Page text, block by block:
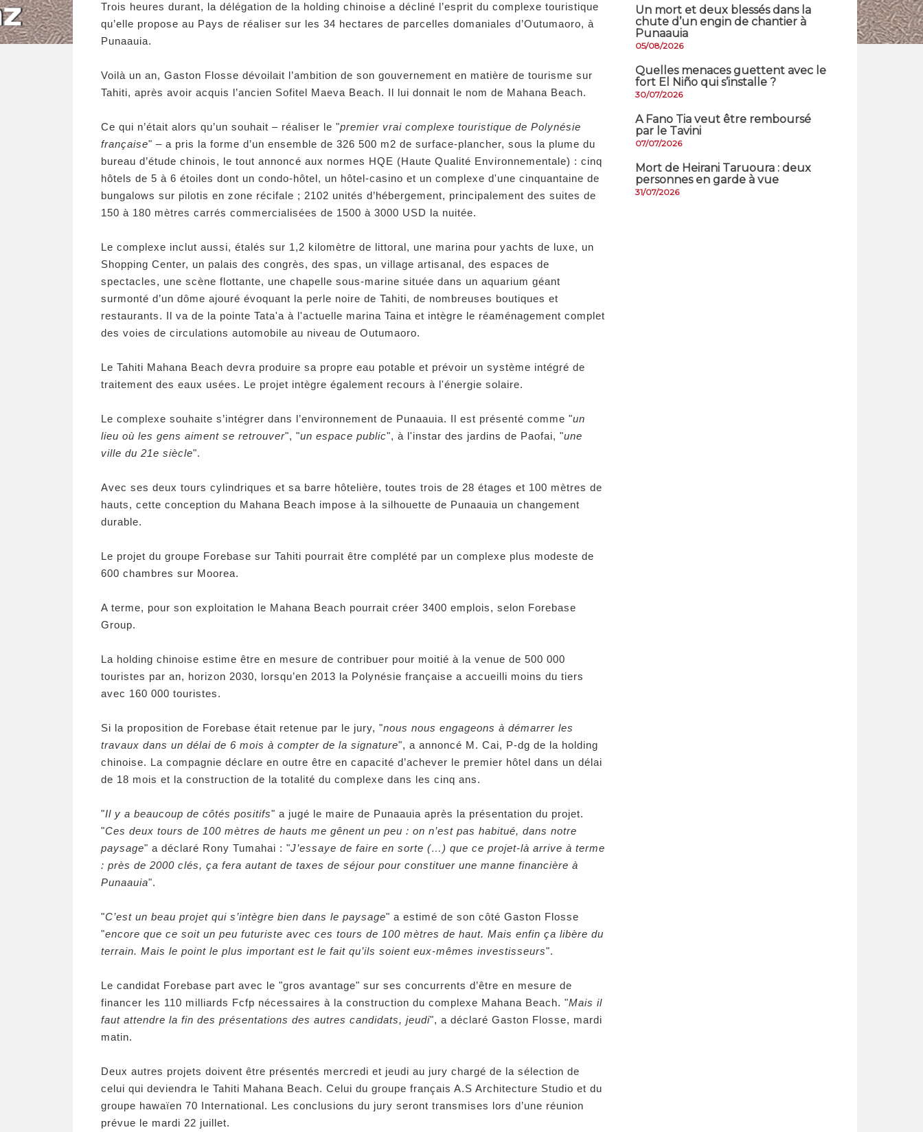
Trois heures durant, la délégation de la holding chinoise a décliné l’esprit du complexe touristique
qu’elle propose au Pays de réaliser sur les 34 hectares de parcelles domaniales d’Outumaoro, à
Punaauia.
Voilà un an, Gaston Flosse dévoilait l’ambition de son gouvernement en matière de tourisme sur
Tahiti, après avoir acquis l’ancien Sofitel Maeva Beach. Il lui donnait le nom de Mahana Beach.
Ce qui n’était alors qu’un souhait – réaliser le "premier vrai complexe touristique de Polynésie
française" – a pris la forme d’un ensemble de 326 500 m2 de surface-plancher, sous la plume du
bureau d’étude chinois, le tout annoncé aux normes HQE (Haute Qualité Environnementale) : cinq
hôtels de 5 à 6 étoiles dont un condo-hôtel, un hôtel-casino et un complexe d'une cinquantaine de
bungalows sur pilotis en zone récifale ; 2102 unités d’hébergement, principalement des suites de
150 à 180 mètres carrés commercialisées de 1500 à 3000 USD la nuitée.
Le complexe inclut aussi, étalés sur 1,2 kilomètre de littoral, une marina pour yachts de luxe, un
Shopping Center, un palais des congrès, des spas, un village artisanal, des espaces de
spectacles, une scène flottante, une chapelle sous-marine située dans un aquarium géant
surmonté d’un dôme ajouré évoquant la perle noire de Tahiti, de nombreuses boutiques et
restaurants. Il va de la pointe Tata'a à l'actuelle marina Taina et intègre le réaménagement complet
des voies de circulations automobile au niveau de Outumaoro.
Le Tahiti Mahana Beach devra produire sa propre eau potable et prévoir un système intégré de
traitement des eaux usées. Le projet intègre également recours à l'énergie solaire.
Le complexe souhaite s’intégrer dans l’environnement de Punaauia. Il est présenté comme "un
lieu où les gens aiment se retrouver", "un espace public", à l'instar des jardins de Paofai, "une
ville du 21e siècle".
Avec ses deux tours cylindriques et sa barre hôtelière, toutes trois de 28 étages et 100 mètres de
hauts, cette conception du Mahana Beach impose à la silhouette de Punaauia un changement
durable.
Le projet du groupe Forebase sur Tahiti pourrait être complété par un complexe plus modeste de
600 chambres sur Moorea.
A terme, pour son exploitation le Mahana Beach pourrait créer 3400 emplois, selon Forebase
Group.
La holding chinoise estime être en mesure de contribuer pour moitié à la venue de 500 000
touristes par an, horizon 2030, lorsqu’en 2013 la Polynésie française a accueilli moins du tiers
avec 160 000 touristes.
Si la proposition de Forebase était retenue par le jury, "nous nous engageons à démarrer les
travaux dans un délai de 6 mois à compter de la signature", a annoncé M. Cai, P-dg de la holding
chinoise. La compagnie déclare en outre être en capacité d’achever le premier hôtel dans un délai
de 18 mois et la construction de la totalité du complexe dans les cinq ans.
"Il y a beaucoup de côtés positifs" a jugé le maire de Punaauia après la présentation du projet.
"Ces deux tours de 100 mètres de hauts me gênent un peu : on n’est pas habitué, dans notre
paysage" a déclaré Rony Tumahai : "J’essaye de faire en sorte (…) que ce projet-là arrive à terme
: près de 2000 clés, ça fera autant de taxes de séjour pour constituer une manne financière à
Punaauia".
"C’est un beau projet qui s’intègre bien dans le paysage" a estimé de son côté Gaston Flosse
"encore que ce soit un peu futuriste avec ces tours de 100 mètres de haut. Mais enfin ça libère du
terrain. Mais le point le plus important est le fait qu’ils soient eux-mêmes investisseurs".
Le candidat Forebase part avec le "gros avantage" sur ses concurrents d’être en mesure de
financer les 110 milliards Fcfp nécessaires à la construction du complexe Mahana Beach. "Mais il
faut attendre la fin des présentations des autres candidats, jeudi", a déclaré Gaston Flosse, mardi
matin.
Deux autres projets doivent être présentés mercredi et jeudi au jury chargé de la sélection de
celui qui deviendra le Tahiti Mahana Beach. Celui du groupe français A.S Architecture Studio et du
groupe hawaïen 70 International. Les conclusions du jury seront transmises lors d’une réunion
prévue le mardi 22 juillet.
​Un mort et deux blessés dans la
chute d’un engin de chantier à
Punaauia
05/08/2026
Quelles menaces guettent avec le
fort El Niño qui s’installe ?
30/07/2026
A Fano Tia veut être remboursé
par le Tavini
07/07/2026
Mort de Heirani Taruoura : deux
personnes en garde à vue
31/07/2026